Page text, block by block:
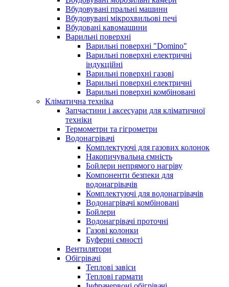
Вбудовувані пральні машини
Вбудовувані мікрохвильові печі
Вбудовані кавомашини
Варильні поверхні
Варильні поверхні "Domino"
Варильні поверхні електричні
індукційні
Варильні поверхні газові
Варильні поверхні електричні
Варильні поверхні комбіновані
Кліматична техніка
Запчастини і аксесуари для кліматичної
техніки
Термометри та гігрометри
Водонагрівачі
Комплектуючі для газових колонок
Накопичувальна ємність
Бойлери непрямого нагріву
Компоненти безпеки для
водонагрівачів
Комплектуючі для водонагрівачів
Водонагрівачі комбіновані
Бойлери
Водонагрівачі проточні
Газові колонки
Буферні ємності
Вентилятори
Обігрівачі
Теплові завіси
Теплові гармати